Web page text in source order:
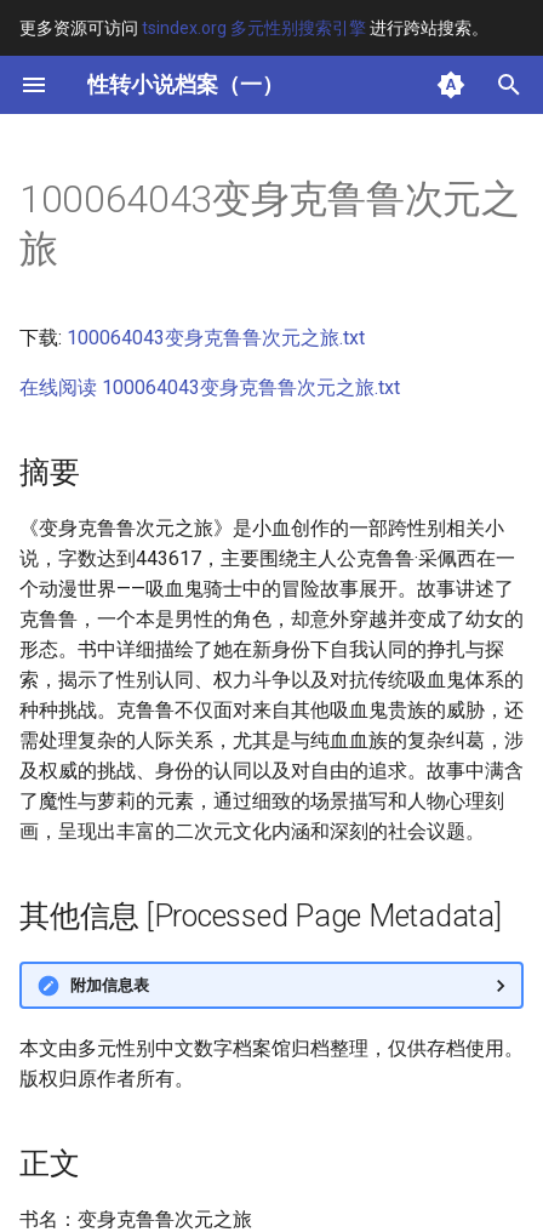
更多资源可访问 tsindex.org 多元性别搜索引擎进行跨站搜索。
性转小说档案（一）
键
开
始
索
其他信息 [Processed Page
Metadata]
100064043变身克鲁鲁次元之
旅
下载: 100064043变身克鲁鲁次元之旅.txt
在线阅读 100064043变身克鲁鲁次元之旅.txt
摘要
《变身克鲁鲁次元之旅》是小血创作的一部跨性别相关小
说，字数达到443617，主要围绕主人公克鲁鲁·采佩西在一
个动漫世界——吸血鬼骑士中的冒险故事展开。故事讲述了
克鲁鲁，一个本是男性的角色，却意外穿越并变成了幼女的
形态。书中详细描绘了她在新身份下自我认同的挣扎与探
索，揭示了性别认同、权力斗争以及对抗传统吸血鬼体系的
种种挑战。克鲁鲁不仅面对来自其他吸血鬼贵族的威胁，还
需处理复杂的人际关系，尤其是与纯血血族的复杂纠葛，涉
及权威的挑战、身份的认同以及对自由的追求。故事中满含
了魔性与萝莉的元素，通过细致的场景描写和人物心理刻
画，呈现出丰富的二次元文化内涵和深刻的社会议题。
其他信息 [Processed Page Metadata]
附加信息表
本文由多元性别中文数字档案馆归档整理，仅供存档使用。
版权归原作者所有。
正文
书名：变身克鲁鲁次元之旅